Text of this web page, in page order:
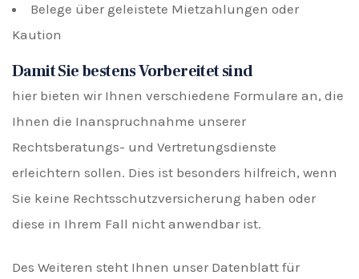
Belege über geleistete Mietzahlungen oder
Kaution
Damit Sie bestens Vorbereitet sind
hier bieten wir Ihnen verschiedene Formulare an, die
Ihnen die Inanspruchnahme unserer
Rechtsberatungs- und Vertretungsdienste
erleichtern sollen. Dies ist besonders hilfreich, wenn
Sie keine Rechtsschutzversicherung haben oder
diese in Ihrem Fall nicht anwendbar ist.
Des Weiteren steht Ihnen unser Datenblatt für